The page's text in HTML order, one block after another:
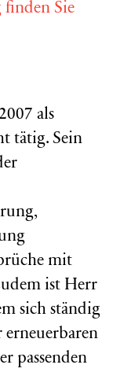
Sie
als
tätig. Sein
mit
ist Herr
sich ständig
passenden